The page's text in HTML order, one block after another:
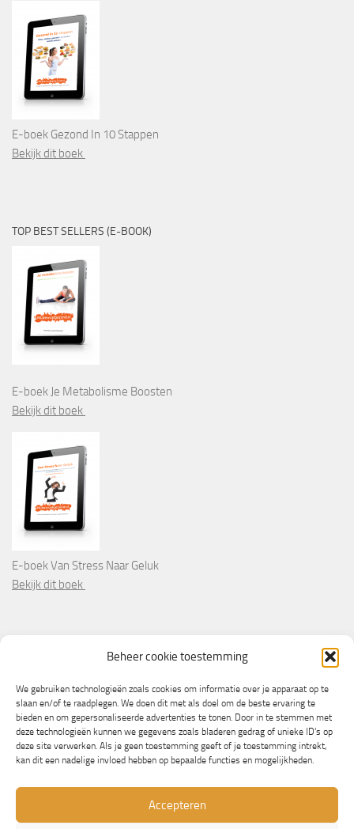
Beheer cookie toestemming
We gebruiken technologieën zoals cookies om informatie over je apparaat op te
slaan en/of te raadplegen. We doen dit met als doel om de beste ervaring te
bieden en om gepersonaliseerde advertenties te tonen. Door in te stemmen met
deze technologieën kunnen we gegevens zoals bladeren gedrag of unieke ID's op
deze site verwerken. Als je geen toestemming geeft of je toestemming intrekt,
kan dit een nadelige invloed hebben op bepaalde functies en mogelijkheden.
Accepteren
E-boek Gezond In 10 Stappen
Bekijk dit boek
TOP BEST SELLERS (E-BOOK)
E-boek Je Metabolisme Boosten
Bekijk dit boek
E-boek Van Stress Naar Geluk
Bekijk dit boek